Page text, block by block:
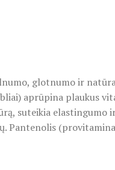
glotnumo ir
aprūpina plaukus
suteikia elastingumo
Pantenolis